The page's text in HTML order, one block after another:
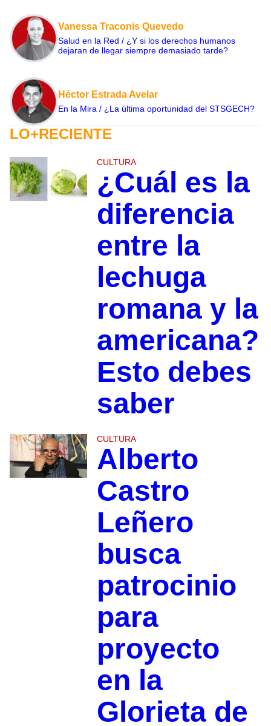
Vanessa Traconis Quevedo
Salud en la Red / ¿Y si los derechos humanos
dejaran de llegar siempre demasiado tarde?
Héctor Estrada Avelar
En la Mira / ¿La última oportunidad del STSGECH?
LO+RECIENTE
CULTURA
¿Cuál es la
diferencia
entre la
lechuga
romana y la
americana?
Esto debes
saber
CULTURA
Alberto
Castro
Leñero
busca
patrocinio
para
proyecto
en la
Glorieta de